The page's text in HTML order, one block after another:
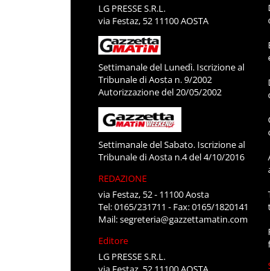
LG PRESSE S.R.L.
via Festaz, 52 11100 AOSTA
Settimanale del Lunedì. Iscrizione al
Tribunale di Aosta n. 9/2002
Autorizzazione del 20/05/2002
Settimanale del Sabato. Iscrizione al
Tribunale di Aosta n.4 del 4/10/2016
REDAZIONE
via Festaz, 52 - 11100 Aosta
Tel: 0165/231711 - Fax: 0165/1820141
Mail:segreteria@gazzettamatin.com
Editore
LG PRESSE S.R.L.